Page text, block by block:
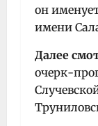
он
имени
Далее
очерк-